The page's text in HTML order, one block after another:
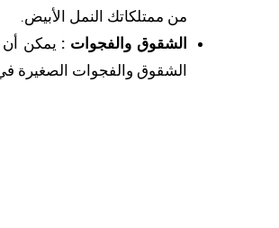
من ممتلكاتك النمل الأبيض.
الشقوق والفجوات : يمكن أن
الشقوق والفجوات الصغيرة